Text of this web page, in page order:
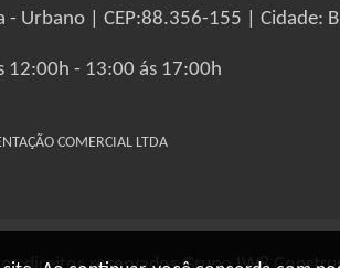
Urbano | CEP:88.356-155 | Cidade:
12:00h - 13:00 ás 17:00h
COMERCIAL LTDA